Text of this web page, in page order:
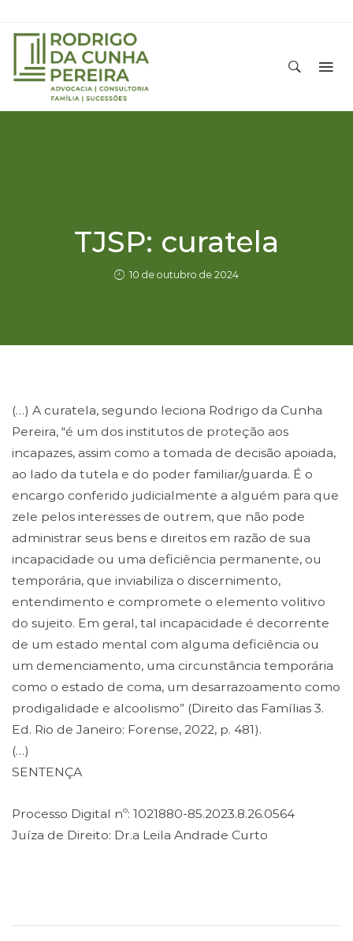
TJSP: curatela
10 de outubro de 2024
(…) A curatela, segundo leciona Rodrigo da Cunha
Pereira, “é um dos institutos de proteção aos
incapazes, assim como a tomada de decisão apoiada,
ao lado da tutela e do poder familiar/guarda. É o
encargo conferido judicialmente a alguém para que
zele pelos interesses de outrem, que não pode
administrar seus bens e direitos em razão de sua
incapacidade ou uma deficiência permanente, ou
temporária, que inviabiliza o discernimento,
entendimento e compromete o elemento volitivo
do sujeito. Em geral, tal incapacidade é decorrente
de um estado mental com alguma deficiência ou
um demenciamento, uma circunstância temporária
como o estado de coma, um desarrazoamento como
prodigalidade e alcoolismo” (Direito das Famílias 3.
Ed. Rio de Janeiro: Forense, 2022, p. 481).
(…)
SENTENÇA
Processo Digital nº: 1021880-85.2023.8.26.0564
Juíza de Direito: Dr.a Leila Andrade Curto